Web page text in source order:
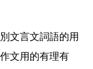
文言文詞語的用
文用的有理有